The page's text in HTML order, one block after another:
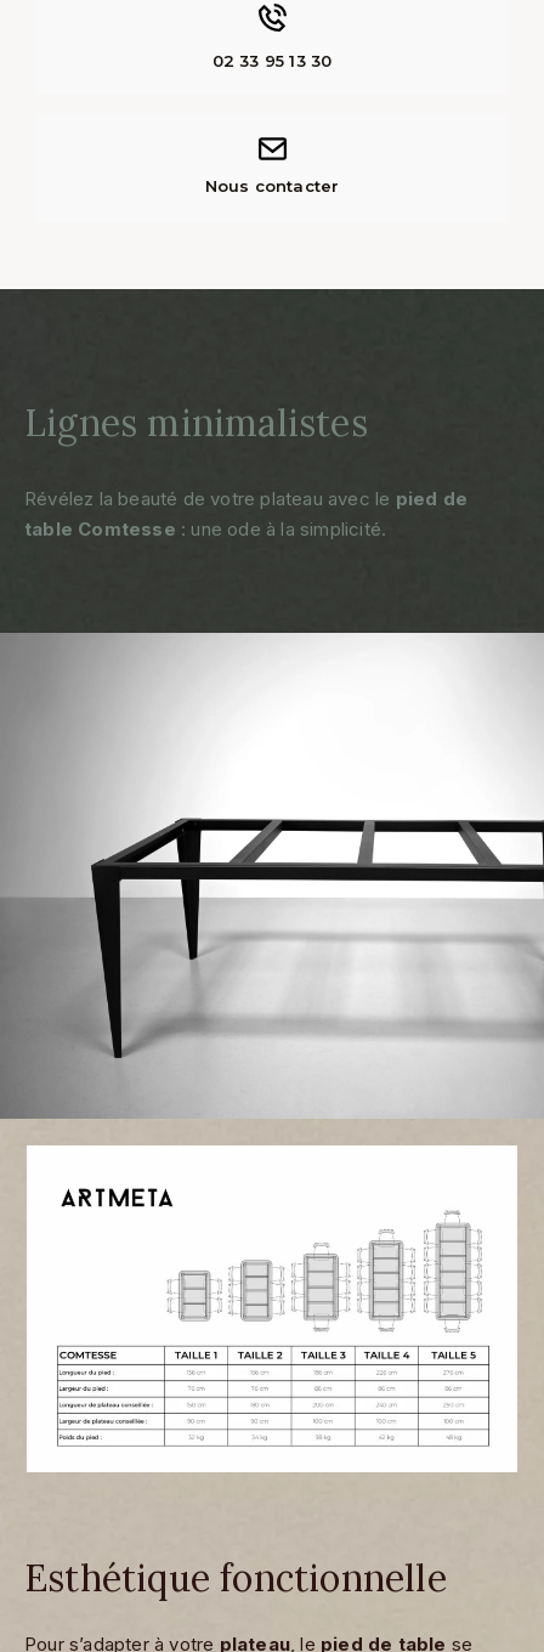
02 33 95 13 30
Nous contacter
Lignes minimalistes
Révélez la beauté de votre plateau avec le pied de
table Comtesse : une ode à la simplicité.
Esthétique fonctionnelle
Pour s’adapter à votre plateau , le pied de table se